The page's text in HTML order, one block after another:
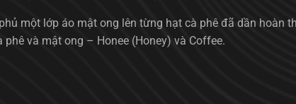
một lớp áo mật ong lên từng hạt cà phê đã dần hoàn
và mật ong – Honee (Honey) và Coffee.